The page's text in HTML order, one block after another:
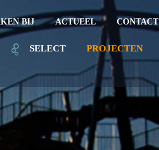
BIJ ACTUEEL CONTACT
SELECT PROJECTEN